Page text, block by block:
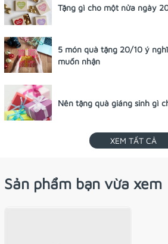
Tặng gì cho một nửa ngày
5 món quà tặng 20/10 ý
muốn nhận
Nên tặng quà giáng sinh gì
XEM TẤT CẢ
Sản phẩm bạn vừa xem